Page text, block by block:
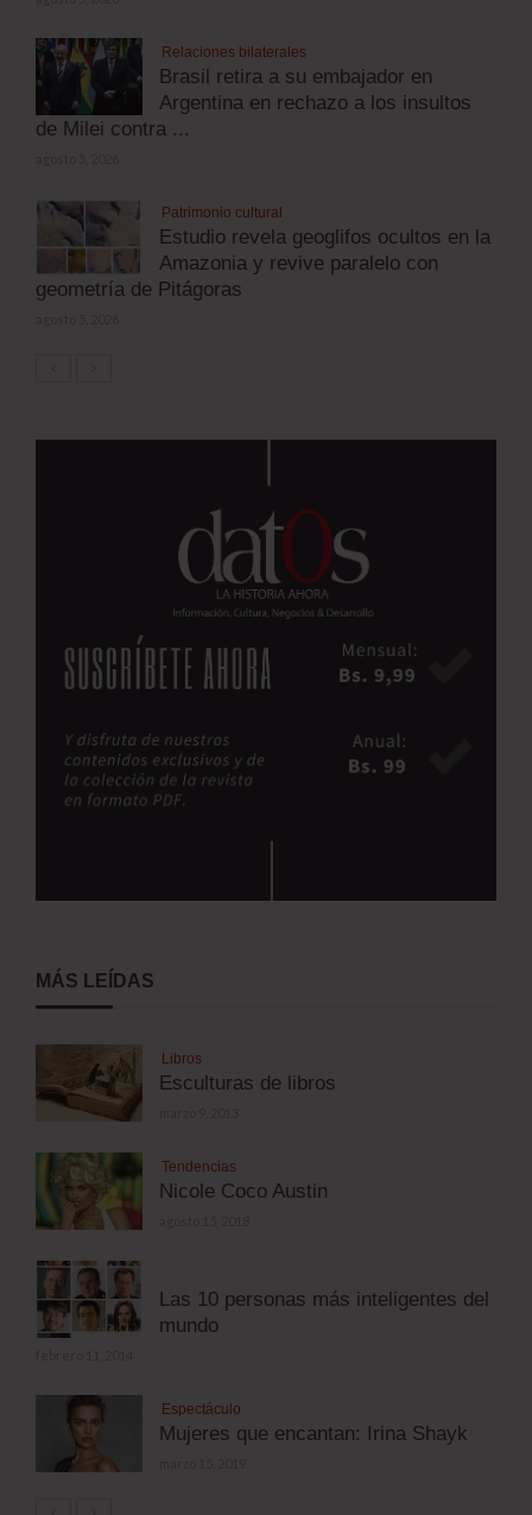
Relaciones bilaterales
Brasil retira a su embajador en
Argentina en rechazo a los insultos
de Milei contra ...
Patrimonio cultural
Estudio revela geoglifos ocultos en la
Amazonia y revive paralelo con
geometría de Pitágoras
MÁS LEÍDAS
Libros
Esculturas de libros
Tendencias
Nicole Coco Austin
Las 10 personas más inteligentes del
mundo
Espectáculo
Mujeres que encantan: Irina Shayk